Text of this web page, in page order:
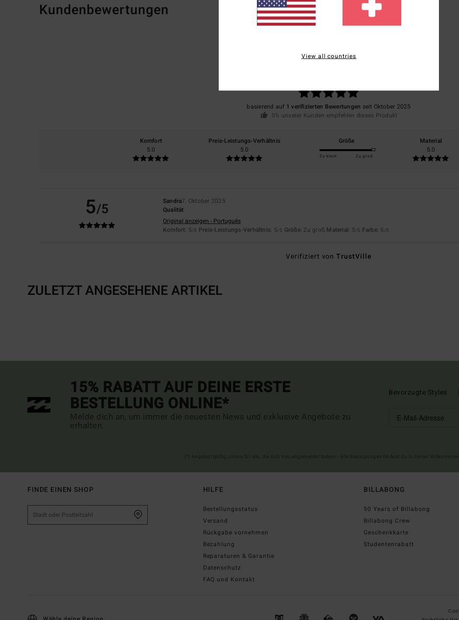
Kundenbewertungen
5.0
basierend auf 1 verifizierten Bewertungen seit Oktober 2025
0% unserer Kunden empfehlen dieses Produkt
Komfort
5.0
Preis-Leistungs-Verhältnis
5.0
Größe
Zu klein Zu groß
Material
5.0
5/5 Sandra7. Oktober 2025
Qualität
Original anzeigen - Português
Komfort: 5/5 Preis-Leistungs-Verhältnis: 5/5 Größe: Zu groß Material: 5/5 Farbe: 5 /5
Verifiziert vonTrustVille
ZULETZT ANGESEHENE ARTIKEL
15% RABATT AUF DEINE ERSTE
BESTELLUNG ONLINE*
Melde dich an, um immer die neuesten News und exklusive Angebote zu
erhalten.
Bevorzugte Styles
FINDE EINEN SHOP HILFE
Bestellungsstatus
Versand
Rückgabe vornehmen
Bezahlung
Reparaturen & Garantie
Datenschutz
FAQ und Kontakt
BILLABONG
50 Years of Billabong
Billabong Crew
Geschenkkarte
Studentenrabatt
View all countries